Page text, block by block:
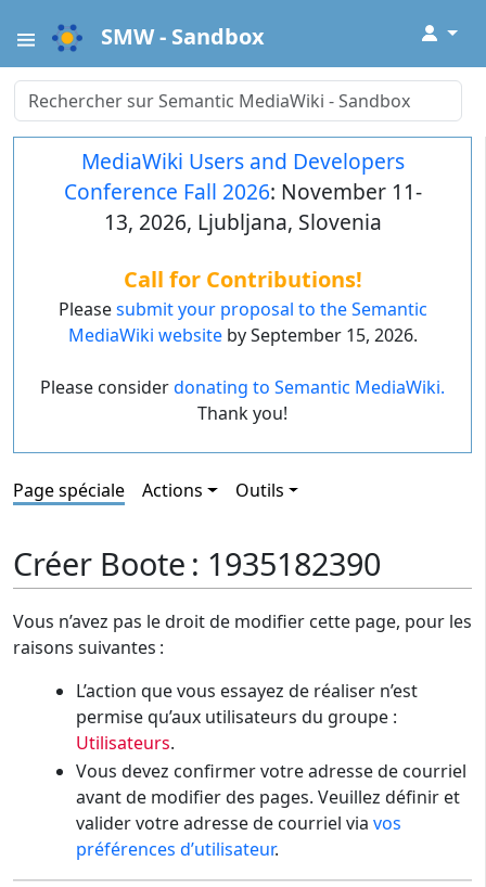
SMW - Sandbox ↓
MediaWiki Users and Developers
Conference Fall 2026: November 11-
13, 2026, Ljubljana, Slovenia
Call for Contributions!
Pleasesubmit your proposal to the Semantic
MediaWiki websiteby September 15, 2026.
Please considerdonating to Semantic MediaWiki.
Thank you!
Page spéciale Actions Outils
Créer Boote : 1935182390
Vous n’avez pas le droit de modifier cette page, pour les
raisons suivantes :
L’action que vous essayez de réaliser n’est
permise qu’aux utilisateurs du groupe :
Utilisateurs.
Vous devez confirmer votre adresse de courriel
avant de modifier des pages. Veuillez définir et
valider votre adresse de courriel via vos
préférences d’utilisateur.